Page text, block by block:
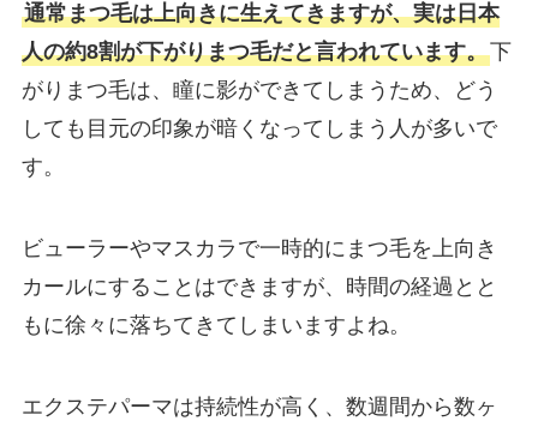
通常まつ毛は上向きに生えてきますが、実は日本
人の約8割が下がりまつ毛だと言われています。下
がりまつ毛は、瞳に影ができてしまうため、どう
しても目元の印象が暗くなってしまう人が多いで
す。
ビューラーやマスカラで一時的にまつ毛を上向き
カールにすることはできますが、時間の経過とと
もに徐々に落ちてきてしまいますよね。
エクステパーマは持続性が高く、数週間から数ヶ